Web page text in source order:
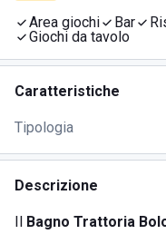
Area giochi Bar
Giochi da tavolo
Caratteristiche
Tipologia
Descrizione
Il Bagno Trattoria